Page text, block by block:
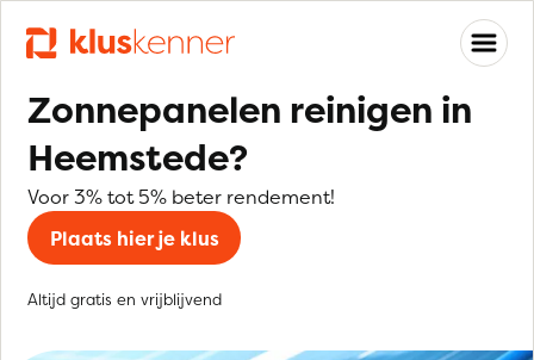
Zonnepanelen reinigen in
Heemstede?
Voor 3% tot 5% beter rendement!
Plaats hier je klus
Altijd gratis en vrijblijvend